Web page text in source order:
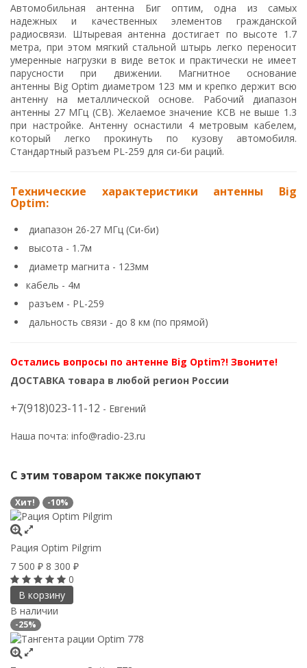
Автомобильная антенна Биг оптим, одна из самых
надежных и качественных элементов гражданской
радиосвязи. Штыревая антенна достигает по высоте 1.7
метра, при этом мягкий стальной штырь легко переносит
умеренные нагрузки в виде веток и практически не имеет
парусности при движении. Магнитное основание
антенны Big Optim диаметром 123 мм и крепко держит всю
антенну на металлической основе. Рабочий диапазон
антенны 27 МГц (CB). Желаемое значение КСВ не выше 1.3
при настройке. Антенну оснастили 4 метровым кабелем,
который легко прокинуть по кузову автомобиля.
Стандартный разъем PL-259 для си-би раций.
Технические характеристики антенны Big
Optim:
диапазон 26-27 МГц (Си-би)
высота - 1.7м
диаметр магнита - 123мм
кабель - 4м
разъем - PL-259
дальность связи - до 8 км (по прямой)
Остались вопросы по антенне Big Optim?! Звоните!
ДОСТАВКА товара в любой регион России
+7(918)023-11-12 - Евгений
Наша почта: info@radio-23.ru
С этим товаром также покупают
Хит! -10%
Рация Optim Pilgrim
7 500 ₽ 8 300 ₽
0
В корзину
В наличии
-25%